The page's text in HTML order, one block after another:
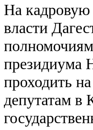
На кадровую
власти
президиума
проходить
депутатам в